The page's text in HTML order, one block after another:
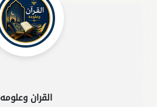
القران وعلومه